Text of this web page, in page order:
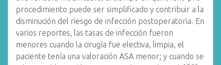
procedimiento puede ser simplificado y contribuir a la
disminución del riesgo de infección postoperatoria. En
varios reportes, las tasas de infección fueron
menores cuando la cirugía fue electiva, limpia, el
paciente tenía una valoración ASA menor; y cuando se